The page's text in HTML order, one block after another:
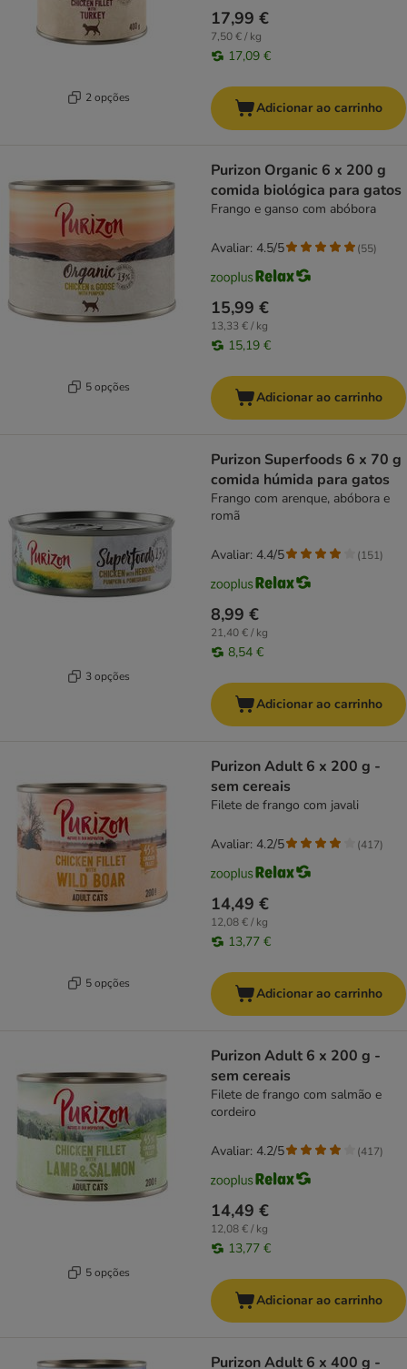
2 opções
17,99 €
7,50 € / kg
17,09 €
Adicionar ao carrinho
5 opções
Purizon Organic 6 x 200 g
comida biológica para gatos
Frango e ganso com abóbora
15,99 €
13,33 € / kg
15,19 €
Avaliar: 4.5/5 (55)
Adicionar ao carrinho
3 opções
Purizon Superfoods 6 x 70 g
comida húmida para gatos
Frango com arenque, abóbora e
romã
8,99 €
21,40 € / kg
8,54 €
Avaliar: 4.4/5 (151)
Adicionar ao carrinho
5 opções
Purizon Adult 6 x 200 g -
sem cereais
Filete de frango com javali
14,49 €
12,08 € / kg
13,77 €
Avaliar: 4.2/5 (417)
Adicionar ao carrinho
5 opções
Purizon Adult 6 x 200 g -
sem cereais
Filete de frango com salmão e
cordeiro
14,49 €
12,08 € / kg
13,77 €
Avaliar: 4.2/5 (417)
Adicionar ao carrinho
Purizon Adult 6 x 400 g -